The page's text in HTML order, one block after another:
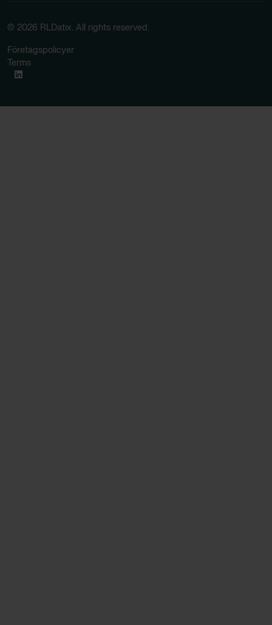
© 2026 RLDatix. All rights reserved.
Företagspolicyer
Terms